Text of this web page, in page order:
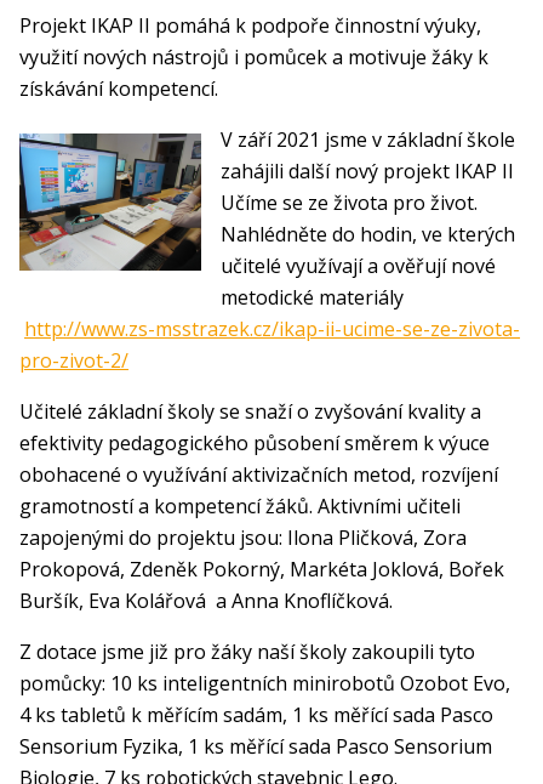
Projekt IKAP II pomáhá k podpoře činnostní výuky,
využití nových nástrojů i pomůcek a motivuje žáky k
získávání kompetencí.
V září 2021 jsme v základní škole
zahájili další nový projekt IKAP II
Učíme se ze života pro život.
Nahlédněte do hodin, ve kterých
učitelé využívají a ověřují nové
metodické materiály
http://www.zs-msstrazek.cz/ikap-ii-ucime-se-ze-zivota-
pro-zivot-2/
Učitelé základní školy se snaží o zvyšování kvality a
efektivity pedagogického působení směrem k výuce
obohacené o využívání aktivizačních metod, rozvíjení
gramotností a kompetencí žáků. Aktivními učiteli
zapojenými do projektu jsou: Ilona Pličková, Zora
Prokopová, Zdeněk Pokorný, Markéta Joklová, Bořek
Buršík, Eva Kolářová a Anna Knoflíčková.
Z dotace jsme již pro žáky naší školy zakoupili tyto
pomůcky: 10 ks inteligentních minirobotů Ozobot Evo,
4 ks tabletů k měřícím sadám, 1 ks měřící sada Pasco
Sensorium Fyzika, 1 ks měřící sada Pasco Sensorium
Biologie, 7 ks robotických stavebnic Lego.